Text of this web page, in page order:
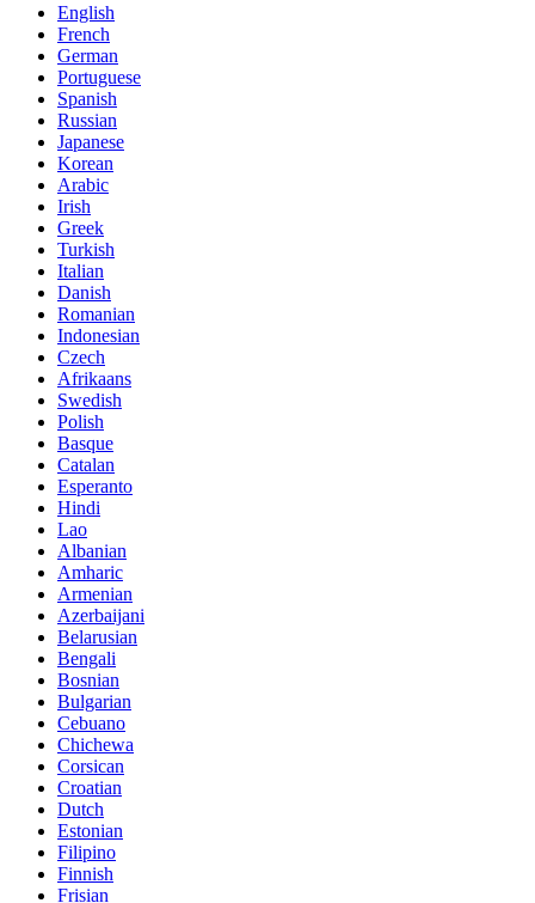
English
French
German
Portuguese
Spanish
Russian
Japanese
Korean
Arabic
Irish
Greek
Turkish
Italian
Danish
Romanian
Indonesian
Czech
Afrikaans
Swedish
Polish
Basque
Catalan
Esperanto
Hindi
Lao
Albanian
Amharic
Armenian
Azerbaijani
Belarusian
Bengali
Bosnian
Bulgarian
Cebuano
Chichewa
Corsican
Croatian
Dutch
Estonian
Filipino
Finnish
Frisian